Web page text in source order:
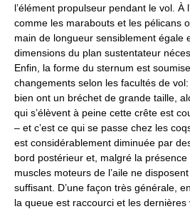
l’élément propulseur pendant le vol. À
comme les marabouts et les pélicans
main de longueur sensiblement égale
dimensions du plan sustentateur
Enfin, la forme du sternum est
changements selon les facultés de
bien ont un bréchet de grande taille,
qui s’élèvent à peine cette crête est
– et c’est ce qui se passe chez les
est considérablement diminuée par
bord postérieur et, malgré la présence
muscles moteurs de l’aile ne
suffisant. D’une façon très générale,
la queue est raccourci et les